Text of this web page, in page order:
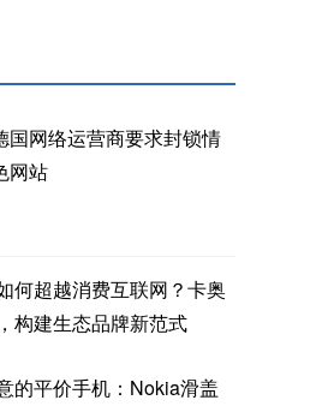
国网络运营商要求封锁情
网站
何超越消费互联网？卡奥
构建生态品牌新范式
的平价手机：Nokia滑盖